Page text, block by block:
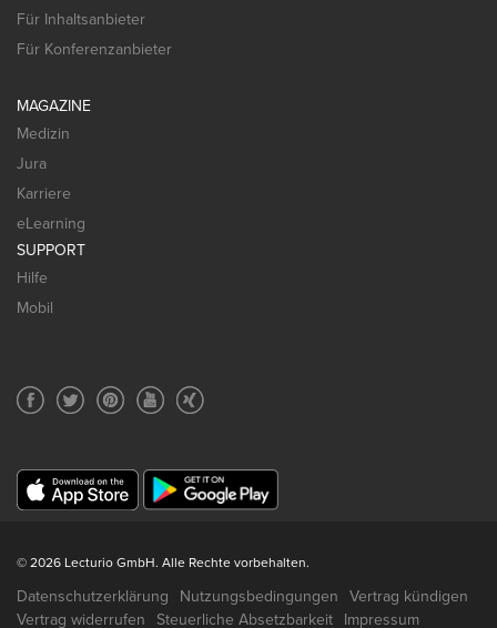
Für Inhaltsanbieter
Für Konferenzanbieter
MAGAZINE
Medizin
Jura
Karriere
eLearning
SUPPORT
Hilfe
Mobil
© 2026 Lecturio GmbH. Alle Rechte vorbehalten.
Datenschutzerklärung Nutzungsbedingungen
Vertrag kündigen
Vertrag widerrufen
Steuerliche Absetzbarkeit Impressum